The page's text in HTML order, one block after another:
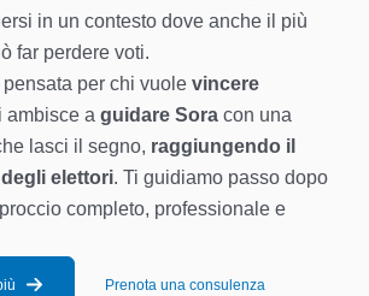
in un contesto dove anche il più
far perdere voti.
per chi vuole vincere
ambisce a guidare Sora con una
lasci il segno, raggiungendo il
elettori. Ti guidiamo passo dopo
completo, professionale e
Prenota una consulenza